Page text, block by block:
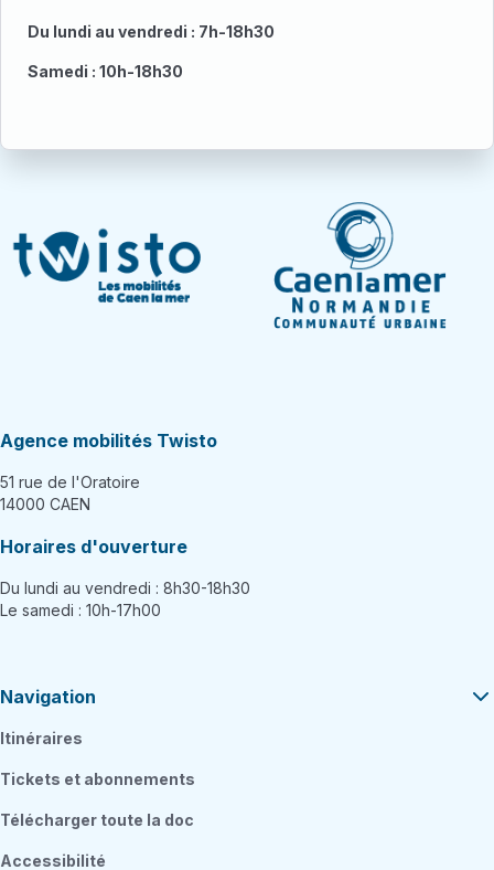
Du lundi au vendredi : 7h-18h30
Samedi : 10h-18h30
Agence mobilités Twisto
51 rue de l'Oratoire
14000 CAEN
Horaires d'ouverture
Du lundi au vendredi : 8h30-18h30
Le samedi : 10h-17h00
Navigation
Itinéraires
Tickets et abonnements
Télécharger toute la doc
Accessibilité